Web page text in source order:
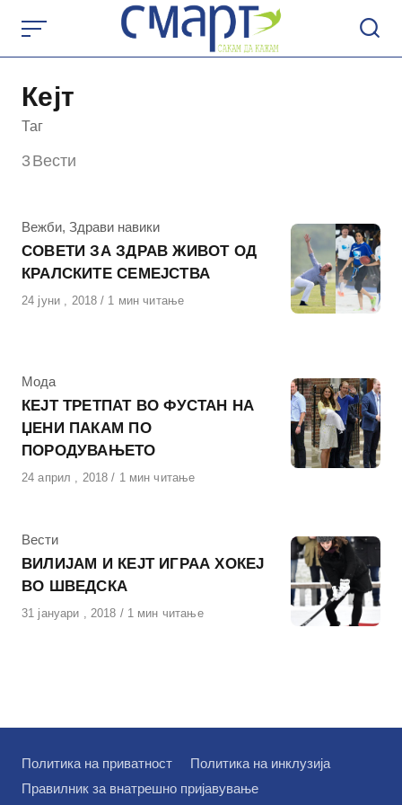
content
Кејт
Таг
3Вести
КАтегорија
Вежби, Здрави навики
СОВЕТИ ЗА ЗДРАВ ЖИВОТ ОД
КРАЛСКИТЕ СЕМЕЈСТВА
Објавено
24 јуни , 2018 1 мин читање
КАтегорија
Мода
КЕЈТ ТРЕТПАТ ВО ФУСТАН НА
ЏЕНИ ПАКАМ ПО
ПОРОДУВАЊЕТО
Објавено
24 април , 2018 1 мин читање
КАтегорија
Вести
ВИЛИЈАМ И КЕЈТ ИГРАА ХОКЕЈ
ВО ШВЕДСКА
Објавено
31 јануари , 2018 1 мин читање
Политика на приватност
Политика на инклузија
Правилник за внатрешно пријавување